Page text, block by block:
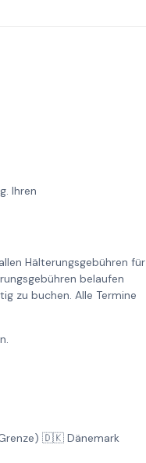
Ihren
Hälterungsgebühren für
belaufen
zu buchen. Alle Termine
🇩🇰 Dänemark